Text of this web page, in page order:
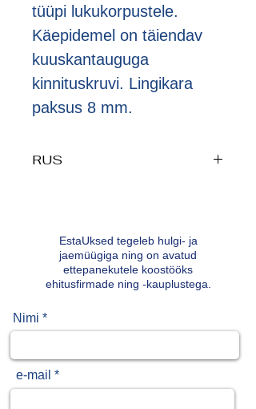
tüüpi lukukorpustele.
Käepidemel on täiendav
kuuskantauguga
kinnituskruvi. Lingikara
paksus 8 mm.
RUS
EstaUksed tegeleb hulgi- ja
jaemüügiga ning on avatud
ettepanekutele koostööks
ehitusfirmade ning -kauplustega.
Nimi *
e-mail *